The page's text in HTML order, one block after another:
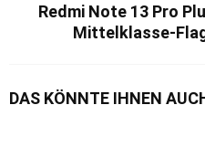
Redmi Note 13 Pro
Mittelklasse-
DAS KÖNNTE IHNEN